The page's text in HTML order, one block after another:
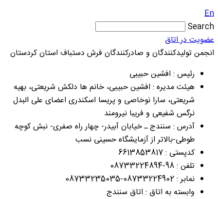
En
Search
عضویت در اتاق
انجمن تولیدکنندگان و صادرکنندگان فرش دستباف استان کردستان
رئیس : افشین حبیبی
هیئت مدیره : افشین حبیبی، خانم ها دلکش شریعتی، بهیه
شریعتی، سارا نوخاصی و پریسا اسکندری اعضای علی البدل
نرگس شفیعی و فریبا نیرومند
آدرس : سنندج ـ خیابان آبیدر- چهار راه صفری- نبش کوچه
طوطی-بالاتر از آزمایشگاه حسینی نسب
کدپستی : 6613853817
تلفن : 98-08733224894
نمابر : 08733224902-08733235035
وابسته به اتاق : اتاق سنندج